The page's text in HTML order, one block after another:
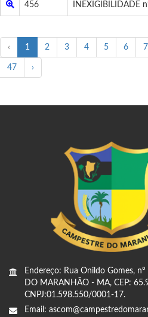
456 INEXIGIBILIDADE
‹ 1 2 3 4 5 6 7
47 ›
Endereço: Rua Onildo Gomes,
DO MARANHÃO - MA, CEP:
CNPJ:01.598.550/0001-17.
Email: